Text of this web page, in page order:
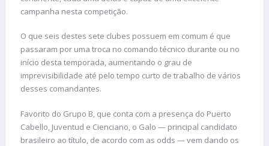
campanha nesta competição.
O que seis destes sete clubes possuem em comum é que
passaram por uma troca no comando técnico durante ou no
início desta temporada, aumentando o grau de
imprevisibilidade até pelo tempo curto de trabalho de vários
desses comandantes.
Favorito do Grupo B, que conta com a presença do Puerto
Cabello, Juventud e Cienciano, o Galo — principal candidato
brasileiro ao título, de acordo com as odds — vem dando os